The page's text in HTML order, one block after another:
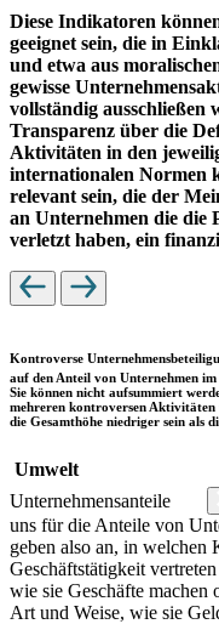
Diese Indikatoren
geeignet sein, die in
und etwa aus
gewisse
vollständig ausschließen
Transparenz über die
Aktivitäten in den
internationalen Normen
relevant sein, die der
an Unternehmen die die
verletzt haben, ein
Kontroverse
auf den Anteil von Unternehmen
Sie können nicht aufsummiert
mehreren kontroversen
die Gesamthöhe niedriger sein als
Umwelt
Unternehmensanteile
uns für die Anteile von
geben also an, in welchen
Geschäftstätigkeit
wie sie Geschäfte machen
Art und Weise, wie sie